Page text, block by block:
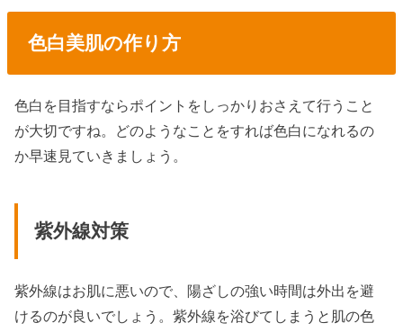
色白美肌の作り方
色白を目指すならポイントをしっかりおさえて行うこと
が大切ですね。どのようなことをすれば色白になれるの
か早速見ていきましょう。
紫外線対策
紫外線はお肌に悪いので、陽ざしの強い時間は外出を避
けるのが良いでしょう。紫外線を浴びてしまうと肌の色